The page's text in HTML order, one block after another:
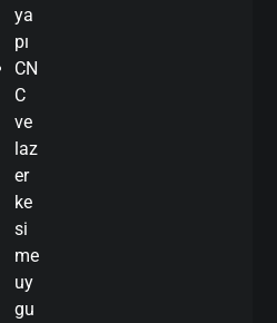
ya
pı
CN
C
ve
laz
er
ke
si
me
uy
gu